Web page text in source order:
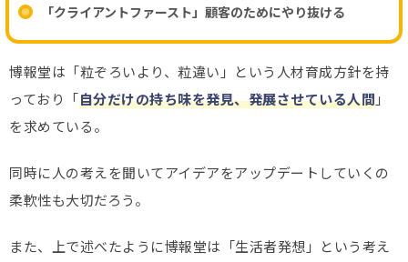
「クライアントファースト」顧客のためにやり抜ける
博報堂は「粒ぞろいより、粒違い」という人材育成方針を持
っており「自分だけの持ち味を発見、発展させている人間」
を求めている。
同時に人の考えを聞いてアイデアをアップデートしていくの
柔軟性も大切だろう。
また、上で述べたように博報堂は「生活者発想」という考え